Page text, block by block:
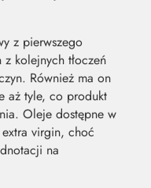
z pierwszego
kolejnych tłoczeń
Również ma on
aż tyle, co produkt
Oleje dostępne w
virgin, choć
na